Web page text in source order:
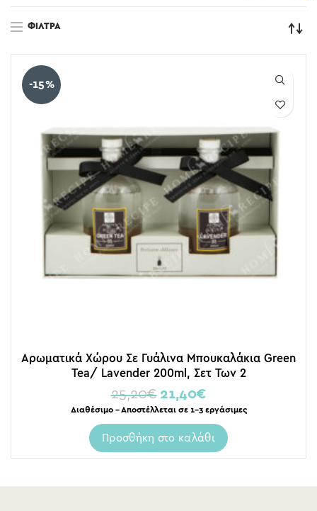
ΦΊΛΤΡΑ
-15%
Αρωματικά Χώρου Σε Γυάλινα Μπουκαλάκια Green
Tea/ Lavender 200ml, Σετ Των 2
25,20€ 21,40€
Διαθέσιμο – Αποστέλλεται σε 1-3 εργάσιμες
Προσθήκη στο καλάθι